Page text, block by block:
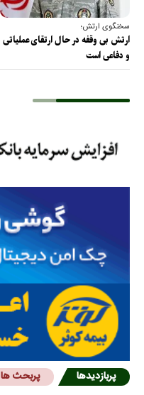
سخنگوی ارتش؛
ارتش بی وقفه در حال ارتقای عملیاتی
و دفاعی است
پربازدیدها پربحث ها